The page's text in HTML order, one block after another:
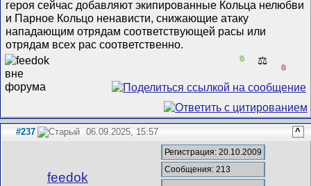
героя сейчас добавляют экипированные Кольца нелюбви
и Парное Кольцо ненависти, снижающие атаку
нападающим отрядам соответствующей расы или
отрядам всех рас соответственно.
0 ⚖️
0
#237 06.09.2025, 15:57 ^
feedok
Регистрация: 20.10.2009
Сообщения: 213